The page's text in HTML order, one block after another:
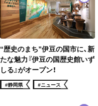
“歴史のまち”伊豆の国市に、新
たな魅力『伊豆の国歴史館いず
しる』がオープン！
#静岡県 #ニュース